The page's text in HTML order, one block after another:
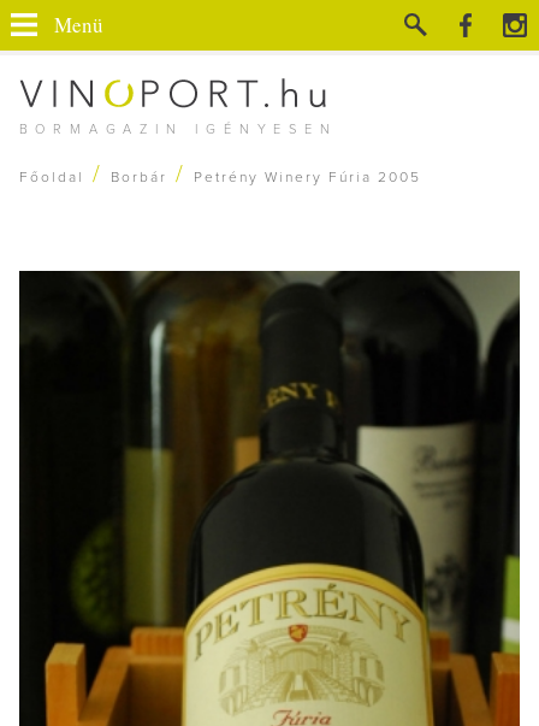
BORMAGAZIN IGÉNYESEN
Menü
Főoldal / Borbár / Petrény Winery Fúria 2005